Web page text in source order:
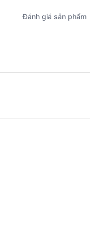
Đánh giá sản phẩm